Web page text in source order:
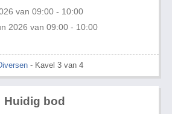
van 09:00 - 10:00
2026 van 09:00 - 10:00
- Kavel 3 van 4
Huidig bod